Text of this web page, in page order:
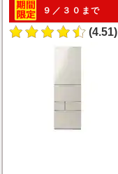
９／３０まで
(4.51)